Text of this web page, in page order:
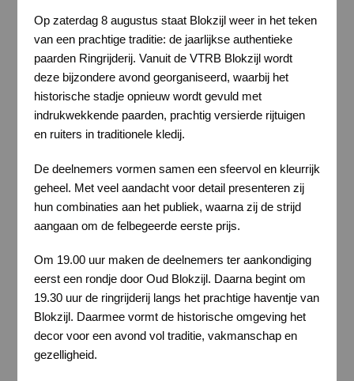
Op zaterdag 8 augustus staat Blokzijl weer in het teken
van een prachtige traditie: de jaarlijkse authentieke
paarden Ringrijderij. Vanuit de VTRB Blokzijl wordt
deze bijzondere avond georganiseerd, waarbij het
historische stadje opnieuw wordt gevuld met
indrukwekkende paarden, prachtig versierde rijtuigen
en ruiters in traditionele kledij.
De deelnemers vormen samen een sfeervol en kleurrijk
geheel. Met veel aandacht voor detail presenteren zij
hun combinaties aan het publiek, waarna zij de strijd
aangaan om de felbegeerde eerste prijs.
Om 19.00 uur maken de deelnemers ter aankondiging
eerst een rondje door Oud Blokzijl. Daarna begint om
19.30 uur de ringrijderij langs het prachtige haventje van
Blokzijl. Daarmee vormt de historische omgeving het
decor voor een avond vol traditie, vakmanschap en
gezelligheid.